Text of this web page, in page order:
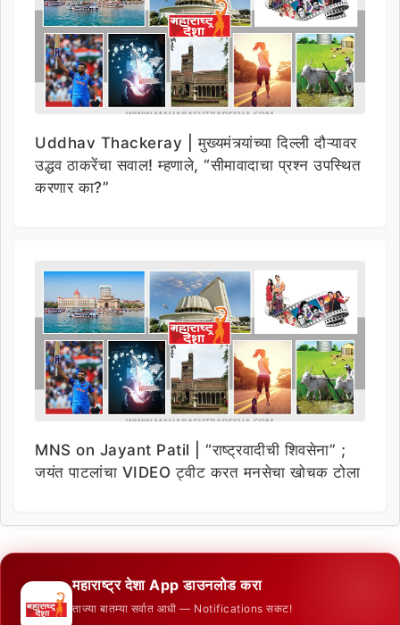
Uddhav Thackeray | मुख्यमंत्र्यांच्या दिल्ली दौऱ्यावर
उद्धव ठाकरेंचा सवाल! म्हणाले, “सीमावादाचा प्रश्न उपस्थित
करणार का?”
MNS on Jayant Patil | “राष्ट्रवादीची शिवसेना” ;
जयंत पाटलांचा VIDEO ट्वीट करत मनसेचा खोचक टोला
महाराष्ट्र देशा App डाउनलोड करा
ताज्या बातम्या सर्वात आधी — Notifications सकट!